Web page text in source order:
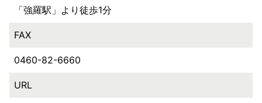
「強羅駅」より徒歩1分
FAX
0460-82-6660
URL